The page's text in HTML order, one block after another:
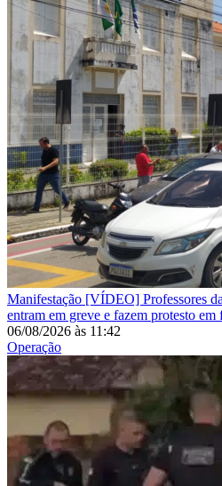
Manifestação [VÍDEO] Professores
entram em greve e fazem protesto em
06/08/2026 às 11:42
Operação